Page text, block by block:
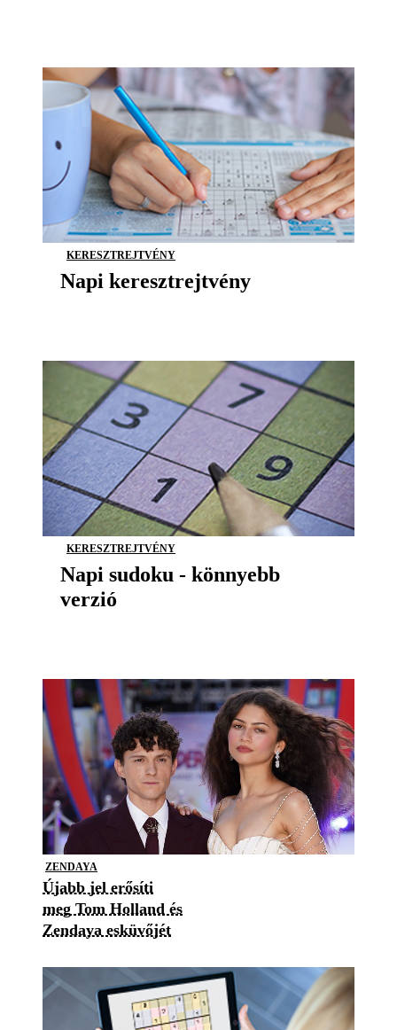
KERESZTREJTVÉNY
Napi keresztrejtvény
KERESZTREJTVÉNY
Napi sudoku - könnyebb
verzió
ZENDAYA
Újabb jel erősíti
meg Tom Holland és
Zendaya esküvőjét